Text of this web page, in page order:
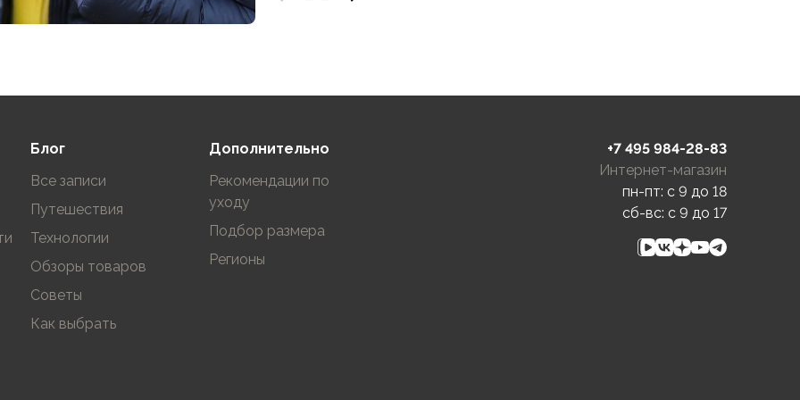
Блог
Все записи
Путешествия
Технологии
Обзоры товаров
Советы
Как выбрать
Дополнительно
Рекомендации по
уходу
Подбор размера
Регионы
+7 495 984-28-83
Интернет-магазин
пн-пт: c 9 до 18
сб-вс: c 9 до 17